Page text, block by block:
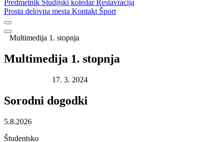
Predmetnik Študijski koledarRestavracija
Prosta delovna mesta Kontakt Šport
Multimedija 1. stopnja
Multimedija 1. stopnja
17. 3. 2024
Sorodni dogodki
5.8.2026
Študentsko